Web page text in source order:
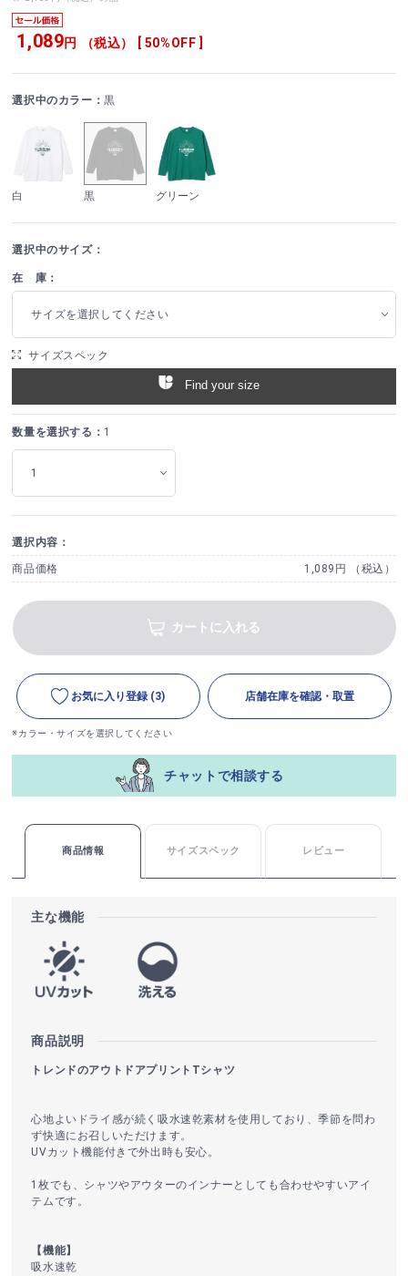
1,089円 （税込） [ 50%OFF ]
選択中のカラー：黒
白 黒 グリーン
選択中のサイズ：
在 庫：
サイズを選択してください
サイズスペック
Find your size
数量を選択する： 1
選択内容：
商品価格 1,089円 （税込）
カートに入れる
お気に入り登録 (3) 店舗在庫を確認・取置
※カラー・サイズを選択してください
チャットで相談する
商品情報 サイズスペック レビュー
主な機能
商品説明
トレンドのアウトドアプリントTシャツ
心地よいドライ感が続く吸水速乾素材を使用しており、季節を問わ
ず快適にお召しいただけます。
UVカット機能付きで外出時も安心。
1枚でも、シャツやアウターのインナーとしても合わせやすいアイ
テムです。
【機能】
吸水速乾